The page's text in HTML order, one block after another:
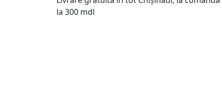
la 300 mdl